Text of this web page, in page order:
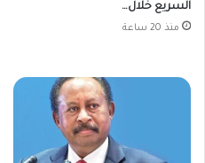
السريع خلال…
منذ 20 ساعة